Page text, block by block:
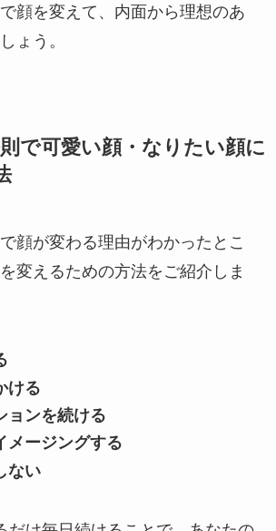
顔を変えて、内面から理想のあ
ょう。
で可愛い顔・なりたい顔に
顔が変わる理由がわかったとこ
変えるための方法をご紹介しま
ける
ョンを続ける
メージングする
ない